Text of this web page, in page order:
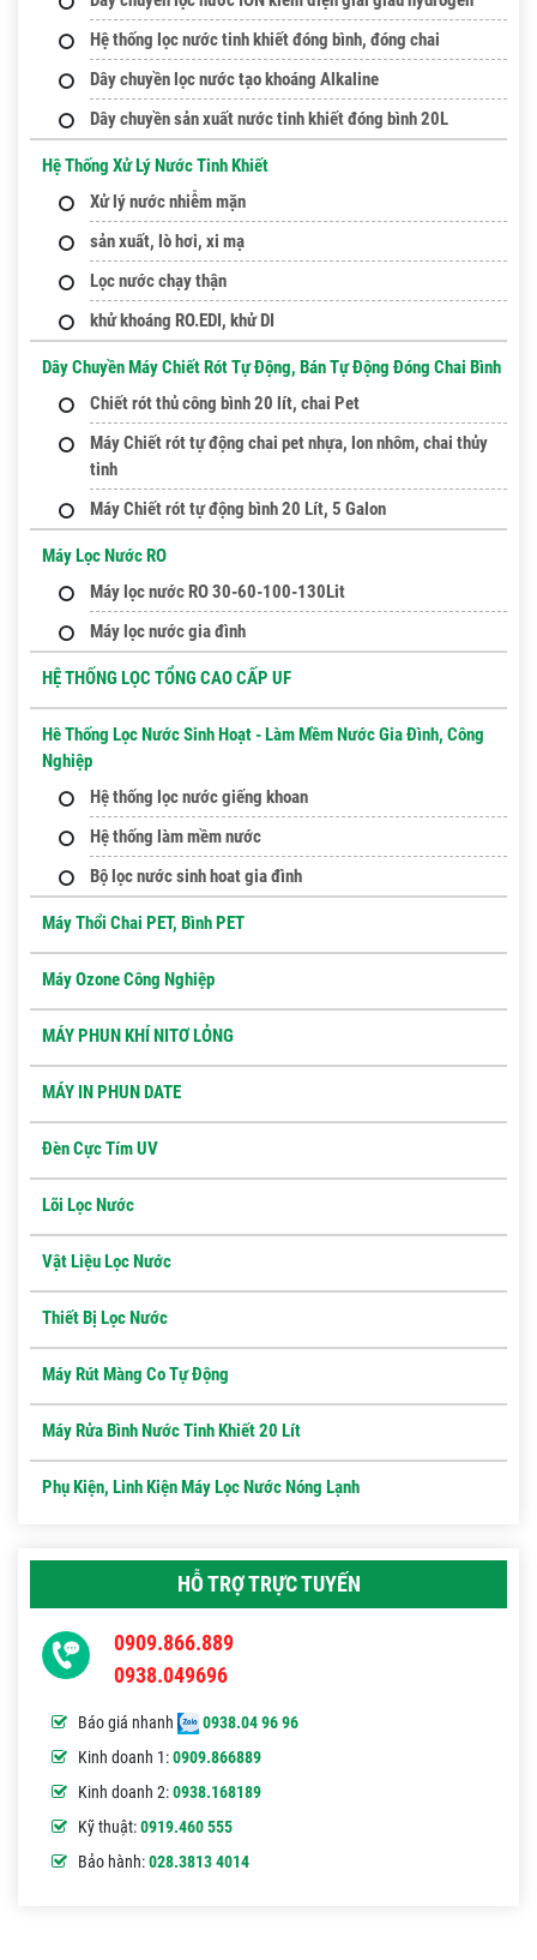
Hệ thống lọc nước tinh khiết đóng bình, đóng chai
Dây chuyền lọc nước tạo khoáng Alkaline
Dây chuyền sản xuất nước tinh khiết đóng bình 20L
Hệ Thống Xử Lý Nước Tinh Khiết
Xử lý nước nhiễm mặn
sản xuất, lò hơi, xi mạ
Lọc nước chạy thận
khử khoáng RO.EDI, khử DI
Dây Chuyền Máy Chiết Rót Tự Động, Bán Tự Động Đóng Chai Bình
Chiết rót thủ công bình 20 lít, chai Pet
Máy Chiết rót tự động chai pet nhựa, lon nhôm, chai thủy
tinh
Máy Chiết rót tự động bình 20 Lít, 5 Galon
Máy Lọc Nước RO
Máy lọc nước RO 30-60-100-130Lit
Máy lọc nước gia đình
HỆ THỐNG LỌC TỔNG CAO CẤP UF
Hê Thống Lọc Nước Sinh Hoạt - Làm Mềm Nước Gia Đình, Công
Nghiệp
Hệ thống lọc nước giếng khoan
Hệ thống làm mềm nước
Bộ lọc nước sinh hoat gia đình
Máy Thổi Chai PET, Bình PET
Máy Ozone Công Nghiệp
MÁY PHUN KHÍ NITƠ LỎNG
MÁY IN PHUN DATE
Đèn Cực Tím UV
Lõi Lọc Nước
Vật Liệu Lọc Nước
Thiết Bị Lọc Nước
Máy Rút Màng Co Tự Động
Máy Rửa Bình Nước Tinh Khiết 20 Lít
Phụ Kiện, Linh Kiện Máy Lọc Nước Nóng Lạnh
HỖ TRỢ TRỰC TUYẾN
0909.866.889
0938.049696
Báo giá nhanh
0938.04 96 96
Kinh doanh 1:0909.866889
Kinh doanh 2:0938.168189
Kỹ thuật:0919.460 555
Bảo hành:028.3813 4014